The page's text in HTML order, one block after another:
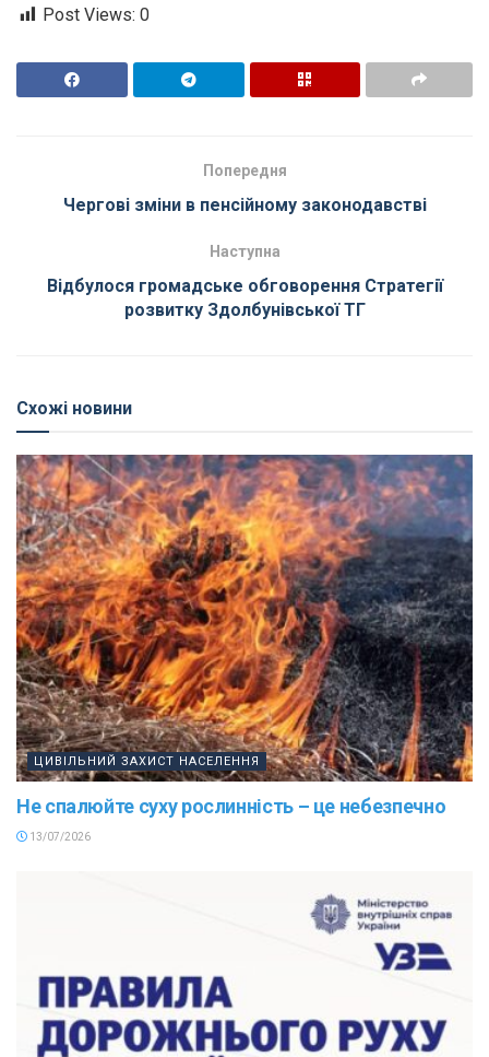
Post Views: 0
Попередня
Чергові зміни в пенсійному законодавстві
Наступна
Відбулося громадське обговорення Стратегії
розвитку Здолбунівської ТГ
Схожі новини
ЦИВІЛЬНИЙ ЗАХИСТ НАСЕЛЕННЯ
Не спалюйте суху рослинність – це небезпечно
13/07/2026